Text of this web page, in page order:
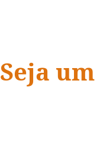
Seja